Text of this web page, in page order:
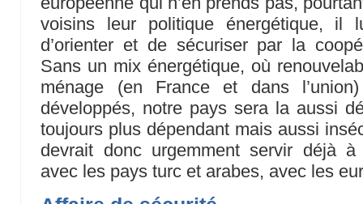
voisins leur politique énergétique, il
d’orienter et de sécuriser par la
Sans un mix énergétique, où
ménage (en France et dans
développés, notre pays sera la aussi
toujours plus dépendant mais aussi
devrait donc urgemment servir déjà
avec les pays turc et arabes, avec les